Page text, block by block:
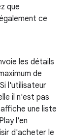
que
ce
les détails
de
l'utilisateur
il n'est pas
une liste
l'en
d'acheter le